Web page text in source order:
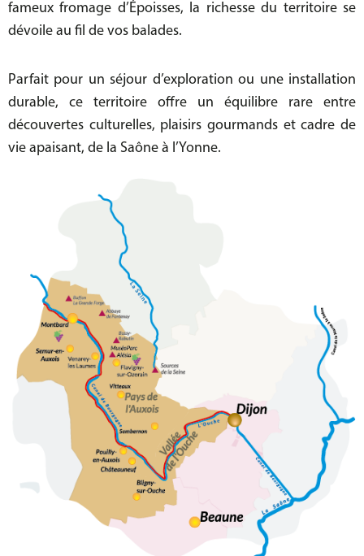
fameuxfromage d’Époisses, la richesse du territoire se
dévoile au fil de vos balades.
Parfait pour unséjour d’exploration ou une installation
durable, ce territoire offre un équilibre rare entre
découvertes culturelles, plaisirs gourmands etcadre de
vie apaisant, de la Saône à l’Yonne.